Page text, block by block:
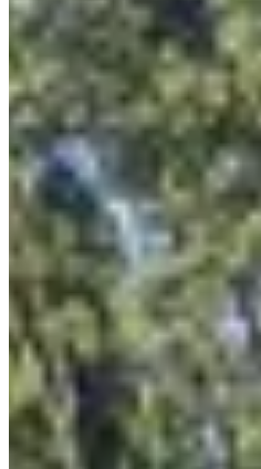
Lugar
Beaurainville
62 - Pas-de-Calais
La cita ineludible del festival ciclista
una buena dosis de diversión,
poco de ciclismo para animarlo todo.
Lo que te espera en el lugar:
• Tres recorridos de cicloturismo en
los lugares donde pasa el Tour de
bien, circulas por las mismas
• Un pueblo animado a partir de las
socios locales, cerveza local (para
incluso soportes de reparación para
• Un sorteo con increíbles premios
suerte te sonría!